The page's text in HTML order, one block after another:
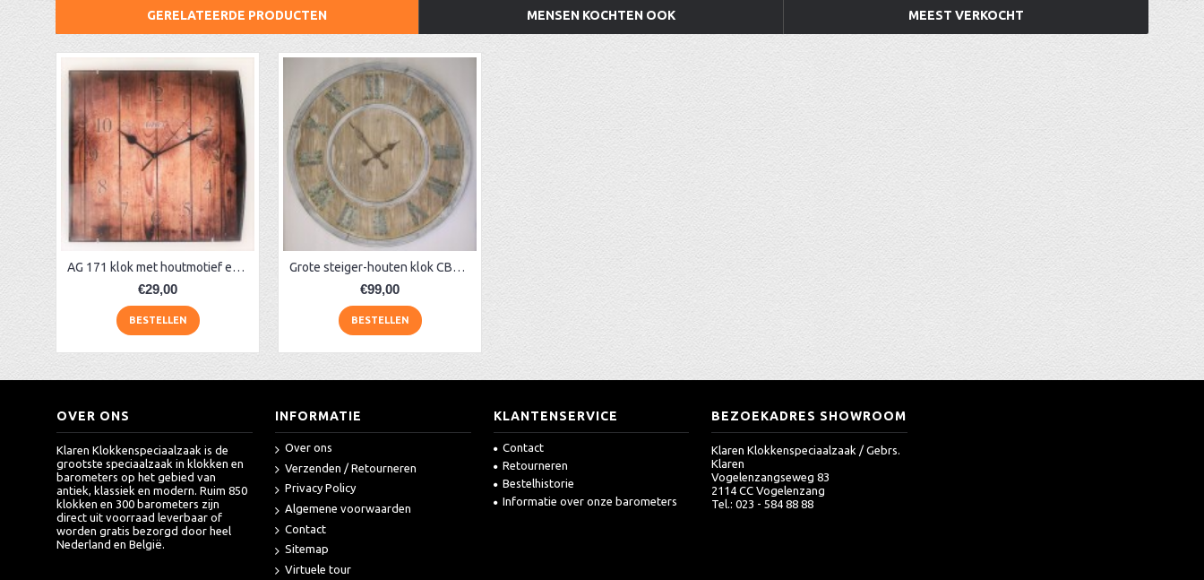
GERELATEERDE PRODUCTEN MENSEN KOCHTEN OOK MEEST VERKOCHT
AG 171 klok met houtmotief en gebogen glas
€29,00
BESTELLEN
Grote steiger-houten klok CB302
€99,00
BESTELLEN
OVER ONS
Klaren Klokkenspeciaalzaak is de
grootste speciaalzaak in klokken en
barometers op het gebied van
antiek, klassiek en modern. Ruim 850
klokken en 300 barometers zijn
direct uit voorraad leverbaar of
worden gratis bezorgd door heel
Nederland en België.
INFORMATIE
Over ons
Verzenden / Retourneren
Privacy Policy
Algemene voorwaarden
Contact
Sitemap
Virtuele tour
KLANTENSERVICE
Contact
Retourneren
Bestelhistorie
Informatie over onze barometers
BEZOEKADRES SHOWROOM
Klaren Klokkenspeciaalzaak / Gebrs.
Klaren
Vogelenzangseweg 83
2114 CC Vogelenzang
Tel.: 023 - 584 88 88